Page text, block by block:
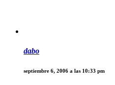
dabo
septiembre 6, 2006 a las 10:33 pm